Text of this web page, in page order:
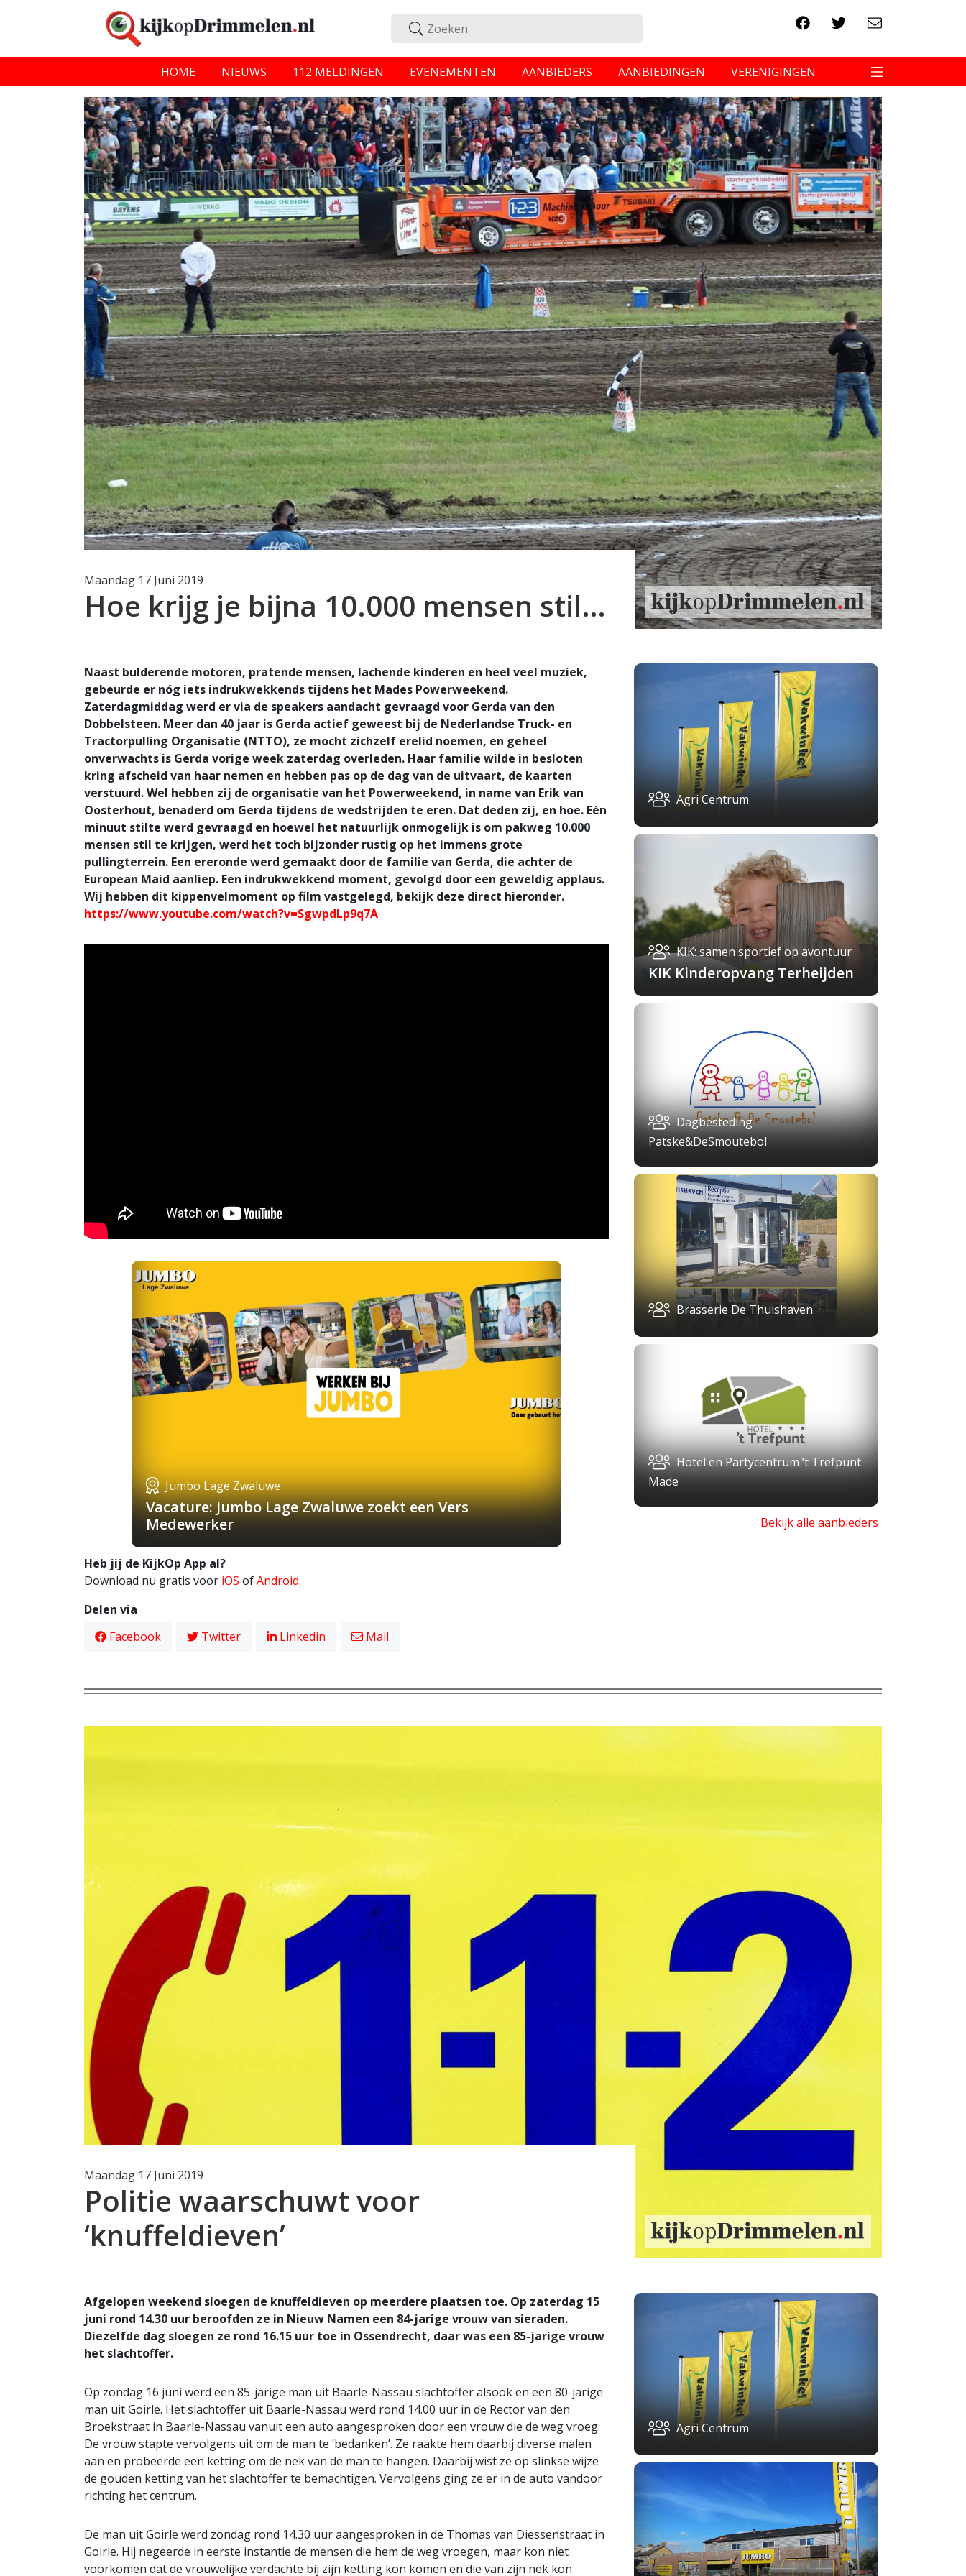
HOME NIEUWS 112 MELDINGEN EVENEMENTEN AANBIEDERS AANBIEDINGEN VERENIGINGEN
Maandag 17 Juni 2019
Hoe krijg je bijna 10.000 mensen stil…
Naast bulderende motoren, pratende mensen, lachende kinderen en heel veel muziek,
gebeurde er nóg iets indrukwekkends tijdens het Mades Powerweekend.
Zaterdagmiddag werd er via de speakers aandacht gevraagd voor Gerda van den
Dobbelsteen. Meer dan 40 jaar is Gerda actief geweest bij de Nederlandse Truck- en
Tractorpulling Organisatie (NTTO), ze mocht zichzelf erelid noemen, en geheel
onverwachts is Gerda vorige week zaterdag overleden. Haar familie wilde in besloten
kring afscheid van haar nemen en hebben pas op de dag van de uitvaart, de kaarten
verstuurd. Wel hebben zij de organisatie van het Powerweekend, in name van Erik van
Oosterhout, benaderd om Gerda tijdens de wedstrijden te eren. Dat deden zij, en hoe. Eén
minuut stilte werd gevraagd en hoewel het natuurlijk onmogelijk is om pakweg 10.000
mensen stil te krijgen, werd het toch bijzonder rustig op het immens grote
pullingterrein. Een ereronde werd gemaakt door de familie van Gerda, die achter de
European Maid aanliep. Een indrukwekkend moment, gevolgd door een geweldig applaus.
Wij hebben dit kippenvelmoment op film vastgelegd, bekijk deze direct hieronder.
https://www.youtube.com/watch?v=SgwpdLp9q7A
Jumbo Lage Zwaluwe
Vacature: Jumbo Lage Zwaluwe zoekt een Vers
Medewerker
Heb jij de KijkOp App al?
Download nu gratis voor iOS ofAndroid.
Delen via
Facebook
Twitter Linkedin Mail
Agri Centrum
KIK: samen sportief op avontuur
KIK Kinderopvang Terheijden
Dagbesteding
Patske&DeSmoutebol
Brasserie De Thuishaven
Hotel en Partycentrum ’t Trefpunt
Made
Bekijk alle aanbieders
Maandag 17 Juni 2019
Politie waarschuwt voor
‘knuffeldieven’
Afgelopen weekend sloegen de knuffeldieven op meerdere plaatsen toe. Op zaterdag 15
juni rond 14.30 uur beroofden ze in Nieuw Namen een 84-jarige vrouw van sieraden.
Diezelfde dag sloegen ze rond 16.15 uur toe in Ossendrecht, daar was een 85-jarige vrouw
het slachtoffer.
Op zondag 16 juni werd een 85-jarige man uit Baarle-Nassau slachtoffer alsook en een 80-jarige
man uit Goirle. Het slachtoffer uit Baarle-Nassau werd rond 14.00 uur in de Rector van den
Broekstraat in Baarle-Nassau vanuit een auto aangesproken door een vrouw die de weg vroeg.
De vrouw stapte vervolgens uit om de man te ‘bedanken’. Ze raakte hem daarbij diverse malen
aan en probeerde een ketting om de nek van de man te hangen. Daarbij wist ze op slinkse wijze
de gouden ketting van het slachtoffer te bemachtigen. Vervolgens ging ze er in de auto vandoor
richting het centrum.
De man uit Goirle werd zondag rond 14.30 uur aangesproken in de Thomas van Diessenstraat in
Goirle. Hij negeerde in eerste instantie de mensen die hem de weg vroegen, maar kon niet
voorkomen dat de vrouwelijke verdachte bij zijn ketting kon komen en die van zijn nek kon
Agri Centrum